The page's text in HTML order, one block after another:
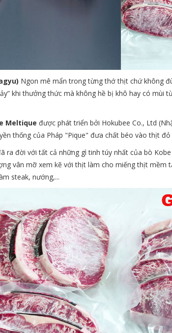
Ngon mê mẩn trong từng thớ thịt chứ không
khi thưởng thức mà không hề bị khô hay có mùi
Meltique được phát triển bởi Hokubee Co., Ltd
thống của Pháp "Pique" đưa chất béo vào thịt
ra đời với tất cả những gì tinh túy nhất của bò
vân mỡ xem kẽ với thịt làm cho miếng thịt mềm
steak, nướng,...